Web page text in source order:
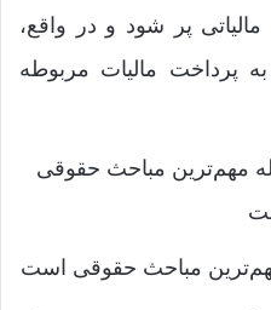
پر شود و در واقع،
پرداخت مالیات مربوطه
مهم‌ترین مباحث حقوقی است